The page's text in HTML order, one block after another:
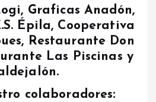
Graficas Anadón,
Épila, Cooperativa
Restaurante Don
Las Piscinas y
colaboradores: